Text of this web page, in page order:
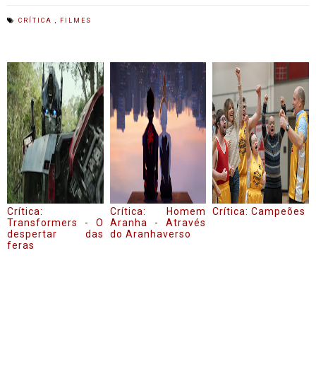
CRÍTICA , FILMES
Crítica:
Transformers - O
despertar das
feras
Crítica: Homem
Aranha - Através
do Aranhaverso
Crítica: Campeões